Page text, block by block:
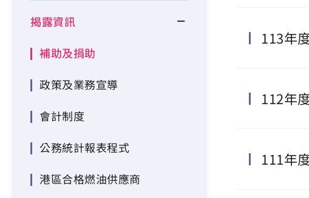
揭露資訊
補助及捐助
政策及業務宣導
會計制度
公務統計報表程式
港區合格燃油供應商
113年
112年
111年